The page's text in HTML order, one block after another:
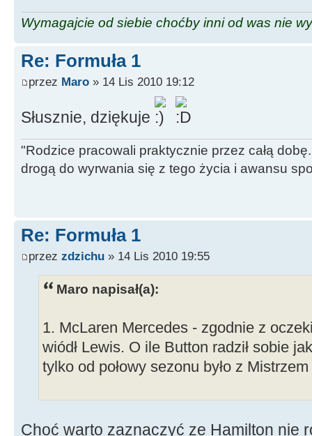
Wymagajcie od siebie choćby inni od was nie
Re: Formuła 1
przez Maro » 14 Lis 2010 19:12
Słusznie, dziękuje
"Rodzice pracowali praktycznie przez całą
drogą do wyrwania się z tego życia i awansu
Re: Formuła 1
przez zdzichu » 14 Lis 2010 19:55
Maro napisał(a):
1. McLaren Mercedes - zgodnie z
wiódł Lewis. O ile Button radził sobie
tylko od połowy sezonu było z
Choć warto zaznaczyć ze Hamilton nie